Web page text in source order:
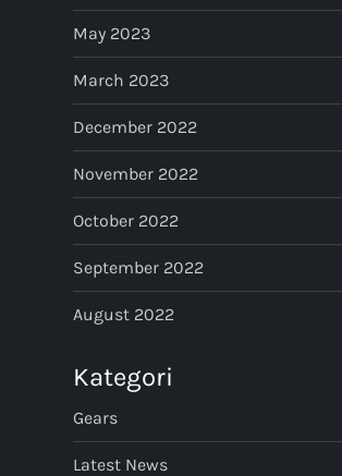
May 2023
March 2023
December 2022
November 2022
October 2022
September 2022
August 2022
Kategori
Gears
Latest News